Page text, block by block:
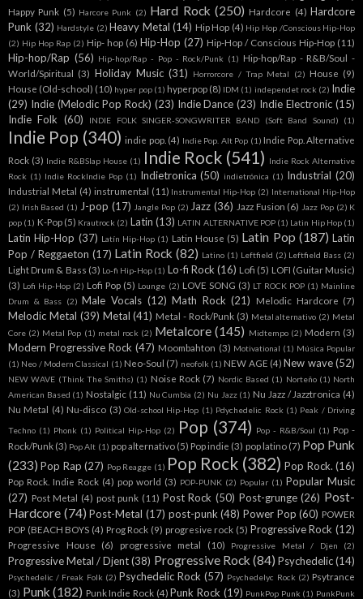
Happy Punk (5) Harcore Punk (2) Hard Rock (250) Hardcore (4) Hardcore
Punk (32) Hardstyle (2) Heavy Metal (14) Hip Hop (4) Hip Hop /Conscious Hip-Hop
(2) Hip Hop Rap (2) Hip- hop (6) Hip-Hop (27) Hip-Hop / Conscious Hip-Hop (11)
Hip-hop/Rap (56) Hip-hop/Rap - Pop - Rock/Punk (1) Hip-hop/Rap - R&B/Soul -
World/Spiritual (3) Holiday Music (31) Horrorcore / Trap Metal (2) House (9)
House (Old-school) (10) hyper pop (1) hyperpop (8) IDM (1) independet rock (2) Indie
(29) Indie (Melodic Pop Rock) (23) Indie Dance (23) Indie Electronic (15)
Indie Folk (60) INDIE FOLK SINGER-SONGWRITER BAND (Soft Band Sound) (1)
Indie Pop (340) indie pop. (4) Indie Pop. Alt Pop (1) Indie Pop. Alternative
Rock (3) Indie R&BSlap House (1) Indie Rock (541) Indie Rock Alternative
Rock (1) Indie RockIndie Pop (1) Indietronica (50) indietrónica (1) Industrial (20)
Industrial Metal (4) instrumental (11) Instrumental Hip-Hop (2) International Hip-Hop
(2) Irish Based (1) J-pop (17) Jangle Pop (2) Jazz (36) Jazz Fusion (6) Jazz Pop (2) K
pop (1) K-Pop (5) Krautrock (2) Latin (13) LATIN ALTERNATIVE POP (1) Latin Hip Hop (1)
Latin Hip-Hop (37) Latín Hip-Hop (1) Latin House (5) Latin Pop (187) Latin
Pop / Reggaeton (17) Latin Rock (82) Latino (1) Leftfield (2) Leftfield Bass (2)
Light Drum & Bass (3) Lo-fi Hip-Hop (1) Lo-fi Rock (16) Lofi (5) LOFI (Guitar Music)
(3) Lofi Hip-Hop (2) Lofi Pop (5) Lounge (2) LOVE SONG (3) LT ROCK POP (1) Mainline
Drum & Bass (2) Male Vocals (12) Math Rock (21) Melodic Hardcore (7)
Melodic Metal (39) Metal (41) Metal - Rock/Punk (3) Metal alternativo (2) Metal
Core (2) Metal Pop (1) metal rock (2) Metalcore (145) Midtempo (2) Modern (3)
Modern Progressive Rock (47) Moombahton (3) Motivational (1) Música Popular
(1) Neo / Modern Classical (1) Neo-Soul (7) neofolk (1) NEW AGE (4) New wave (52)
NEW WAVE (Think The Smiths) (1) Noise Rock (7) Nordic Based (1) Norteño (1) North
American Based (1) Nostalgic (11) Nu Cumbia (2) Nu Jazz (1) Nu Jazz / Jazztronica (4)
Nu Metal (4) Nu-disco (3) Old-school Hip-Hop (1) Pdychedelic Rock (1) Peak / Driving
Techno (1) Phonk (1) Political Hip-Hop (2) Pop (374) Pop - R&B/Soul (1) Pop -
Rock/Punk (3) Pop Alt (1) pop alternativo (5) Pop indie (3) pop latino (7) Pop Punk
(233) Pop Rap (27) Pop Reagge (1) Pop Rock (382) Pop Rock. (16)
Pop Rock. Indie Rock (4) pop world (3) POP-PUNK (2) Popular (1) Popular Music
(27) Post Metal (4) post punk (11) Post Rock (50) Post-grunge (26) Post-
Hardcore (74) Post-Metal (17) post-punk (48) Power Pop (60) POWER
POP (BEACH BOYS (4) Prog Rock (9) progresive rock (5) Progressive Rock (12)
Progressive House (6) progressive metal (10) Progressive Metal / Djen (2)
Progressive Metal / Djent (38) Progressive Rock (84) Psychedelic(14)
Psychedelic / Freak Folk (2) Psychedelic Rock (57) Psychedelyc Rock (2) Psytrance
(3) Punk (182) Punk Indie Rock (4) Punk Rock (19) PunkPop Punk (1) PunkPunk